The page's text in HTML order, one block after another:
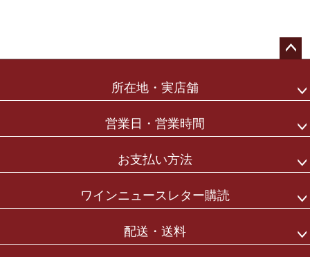
所在地・実店舗
営業日・営業時間
お支払い方法
ワインニュースレター購読
配送・送料